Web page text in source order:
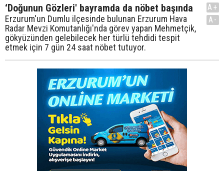
‘Doğunun Gözleri' bayramda da nöbet başında
Erzurum'un Dumlu ilçesinde bulunan Erzurum Hava
Radar Mevzi Komutanlığı'nda görev yapan Mehmetçik,
gökyüzünden gelebilecek her türlü tehdidi tespit
etmek için 7 gün 24 saat nöbet tutuyor.
A+
A-